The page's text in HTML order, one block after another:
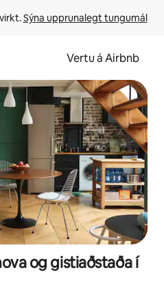
Sýna upprunalegt tungumál
Vertu á Airbnb
og gistiaðstaða í